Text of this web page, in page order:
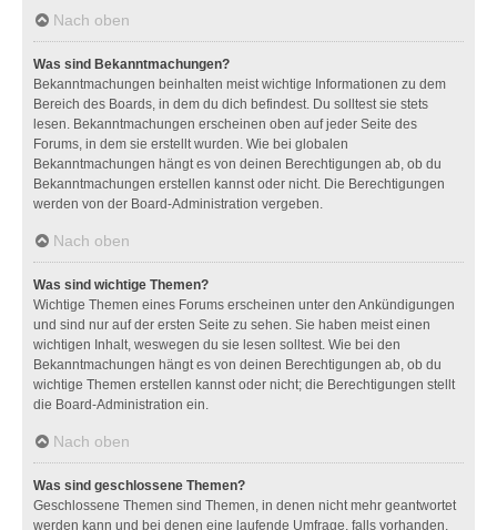
Nach oben
Was sind Bekanntmachungen?
Bekanntmachungen beinhalten meist wichtige Informationen zu dem
Bereich des Boards, in dem du dich befindest. Du solltest sie stets
lesen. Bekanntmachungen erscheinen oben auf jeder Seite des
Forums, in dem sie erstellt wurden. Wie bei globalen
Bekanntmachungen hängt es von deinen Berechtigungen ab, ob du
Bekanntmachungen erstellen kannst oder nicht. Die Berechtigungen
werden von der Board-Administration vergeben.
Nach oben
Was sind wichtige Themen?
Wichtige Themen eines Forums erscheinen unter den Ankündigungen
und sind nur auf der ersten Seite zu sehen. Sie haben meist einen
wichtigen Inhalt, weswegen du sie lesen solltest. Wie bei den
Bekanntmachungen hängt es von deinen Berechtigungen ab, ob du
wichtige Themen erstellen kannst oder nicht; die Berechtigungen stellt
die Board-Administration ein.
Nach oben
Was sind geschlossene Themen?
Geschlossene Themen sind Themen, in denen nicht mehr geantwortet
werden kann und bei denen eine laufende Umfrage, falls vorhanden,